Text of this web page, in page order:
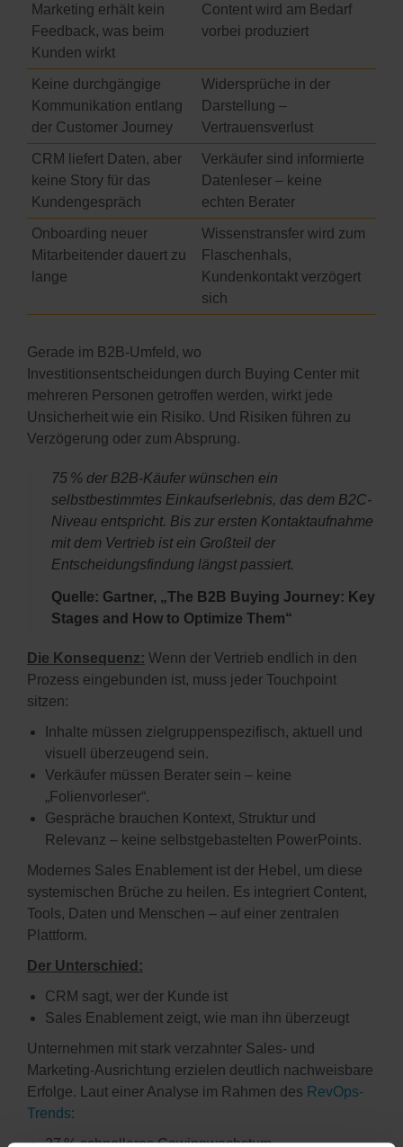
Marketing erhält kein
Feedback, was beim
Kunden wirkt
Content wird am Bedarf
vorbei produziert
Keine durchgängige
Kommunikation entlang
der Customer Journey
Widersprüche in der
Darstellung –
Vertrauensverlust
CRM liefert Daten, aber
keine Story für das
Kundengespräch
Verkäufer sind informierte
Datenleser – keine
echten Berater
Onboarding neuer
Mitarbeitender dauert zu
lange
Wissenstransfer wird zum
Flaschenhals,
Kundenkontakt verzögert
sich
Gerade im B2B-Umfeld, wo
Investitionsentscheidungen durch Buying Center mit
mehreren Personen getroffen werden, wirkt jede
Unsicherheit wie ein Risiko. Und Risiken führen zu
Verzögerung oder zum Absprung.
75 % der B2B-Käufer wünschen ein
selbstbestimmtes Einkaufserlebnis, das dem B2C-
Niveau entspricht. Bis zur ersten Kontaktaufnahme
mit dem Vertrieb ist ein Großteil der
Entscheidungsfindung längst passiert.
Quelle: Gartner, „The B2B Buying Journey: Key
Stages and How to Optimize Them“
Die Konsequenz: Wenn der Vertrieb endlich in den
Prozess eingebunden ist, muss jeder Touchpoint
sitzen:
Inhalte müssen zielgruppenspezifisch, aktuell und
visuell überzeugend sein.
Verkäufer müssen Berater sein – keine
„Folienvorleser“.
Gespräche brauchen Kontext, Struktur und
Relevanz – keine selbstgebastelten PowerPoints.
Modernes Sales Enablement ist der Hebel, um diese
systemischen Brüche zu heilen. Es integriert Content,
Tools, Daten und Menschen – auf einer zentralen
Plattform.
Der Unterschied:
CRM sagt, wer der Kunde ist
Sales Enablement zeigt, wie man ihn überzeugt
Unternehmen mit stark verzahnter Sales‑ und
Marketing‑Ausrichtung erzielen deutlich nachweisbare
Erfolge. Laut einer Analyse im Rahmen des RevOps-
Trends:
27 % schnelleres Gewinnwachstum